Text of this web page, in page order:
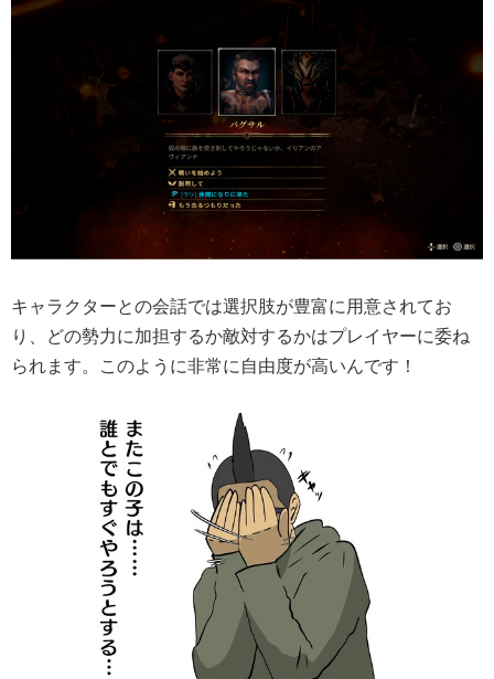
キャラクターとの会話では選択肢が豊富に用意されてお
り、どの勢力に加担するか敵対するかはプレイヤーに委ね
られます。このように非常に自由度が高いんです！